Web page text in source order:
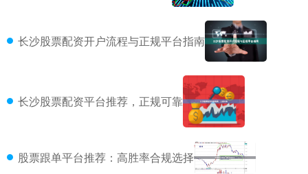
长沙股票配资开户流程与正规平台指南
长沙股票配资平台推荐，正规可靠
股票跟单平台推荐：高胜率合规选择